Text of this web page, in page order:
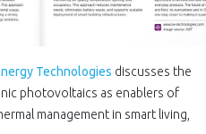
Technologies discusses the
photovoltaics as enablers of
management in smart living,